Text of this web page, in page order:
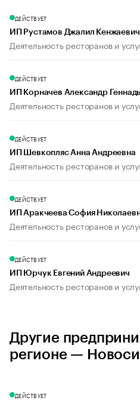
ДЕЙСТВУЕТ
ИП Рустамов Джалил Кенжаевич
Деятельность ресторанов и
ДЕЙСТВУЕТ
ИП Корначев Александр
Деятельность ресторанов и
ДЕЙСТВУЕТ
ИП Шевкопляс Анна Андреевна
Деятельность ресторанов и
ДЕЙСТВУЕТ
ИП Аракчеева София
Деятельность ресторанов и
ДЕЙСТВУЕТ
ИП Юрчук Евгений Андреевич
Деятельность ресторанов и
Другие
регионе —
ДЕЙСТВУЕТ